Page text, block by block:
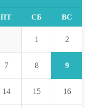
ПТ СБ ВС
1 2
7 8 9
14 15 16